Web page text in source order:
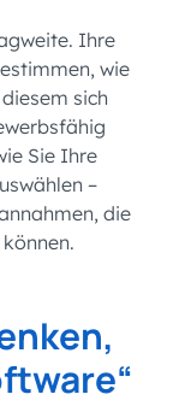
Ihre
wie
sich
Sie Ihre
–
die